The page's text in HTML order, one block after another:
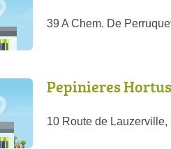
39 A Chem. De
Pepinieres
10 Route de